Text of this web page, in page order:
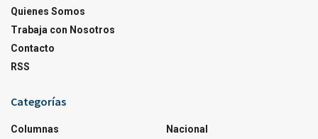
Quienes Somos
Trabaja con Nosotros
Contacto
RSS
Categorías
Columnas
Nacional